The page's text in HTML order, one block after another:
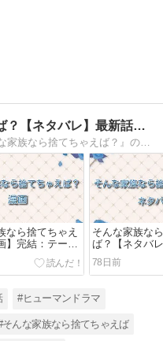
そんな家族なら捨てちゃえば？【ネタバレ】最新話までお届け！
村山渉さんの青年コミック『そんな家族なら捨てちゃえば？』の最新話までのネタバレをお届け。第1話から最新話までのあらすじ＆ネタバレを詳しくお伝えします
なら捨てちゃえ
】完結：テープ
解き放たれた家
そんな家族な
ば？【ネタバ
家族再生か崩
末は！？
78日前
#ヒューマンドラマ
そんな家族なら捨てちゃえば